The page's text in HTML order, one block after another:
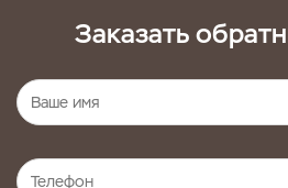
Заказать